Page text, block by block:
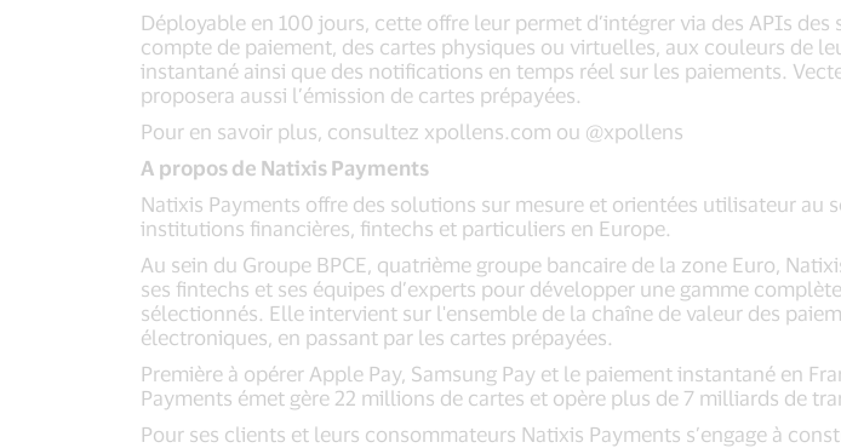
Déployable en 100 jours, cette offre leur permet d’intégrer via des APIs
compte de paiement, des cartes physiques ou virtuelles, aux couleurs de
instantané ainsi que des notifications en temps réel sur les paiements.
proposera aussi l’émission de cartes prépayées.
Pour en savoir plus, consultez xpollens.com ou @xpollens
A propos de Natixis Payments
Natixis Payments offre des solutions sur mesure et orientées utilisateur
institutions financières, fintechs et particuliers en Europe.
Au sein du Groupe BPCE, quatrième groupe bancaire de la zone Euro,
ses fintechs et ses équipes d’experts pour développer une gamme
sélectionnés. Elle intervient sur l'ensemble de la chaîne de valeur des
électroniques, en passant par les cartes prépayées.
Première à opérer Apple Pay, Samsung Pay et le paiement instantané en
Payments émet gère 22 millions de cartes et opère plus de 7 milliards de
Pour ses clients et leurs consommateurs Natixis Payments s’engage à